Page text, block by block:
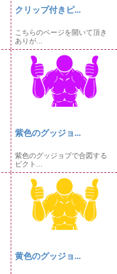
クリップ付きピ...
こちらのページを開いて頂き
ありが...
紫色のグッジョ...
紫色のグッジョブで合図する
ピクト...
黄色のグッジョ...